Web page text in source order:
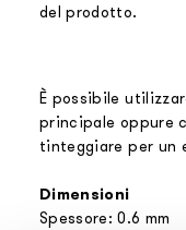
del prodotto.
È possibile
principale oppure
tinteggiare per un
Dimensioni
Spessore: 0.6 mm